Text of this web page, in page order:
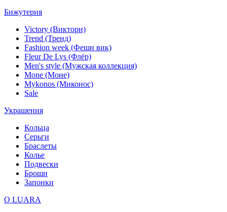
Бижутерия
Victory (Виктори)
Trend (Тренд)
Fashion week (Фешн вик)
Fleur De Lys (Флёр)
Men's style (Мужская коллекция)
Mone (Моне)
Mykonos (Миконос)
Sale
Украшения
Кольца
Серьги
Браслеты
Колье
Подвески
Броши
Запонки
О LUARA